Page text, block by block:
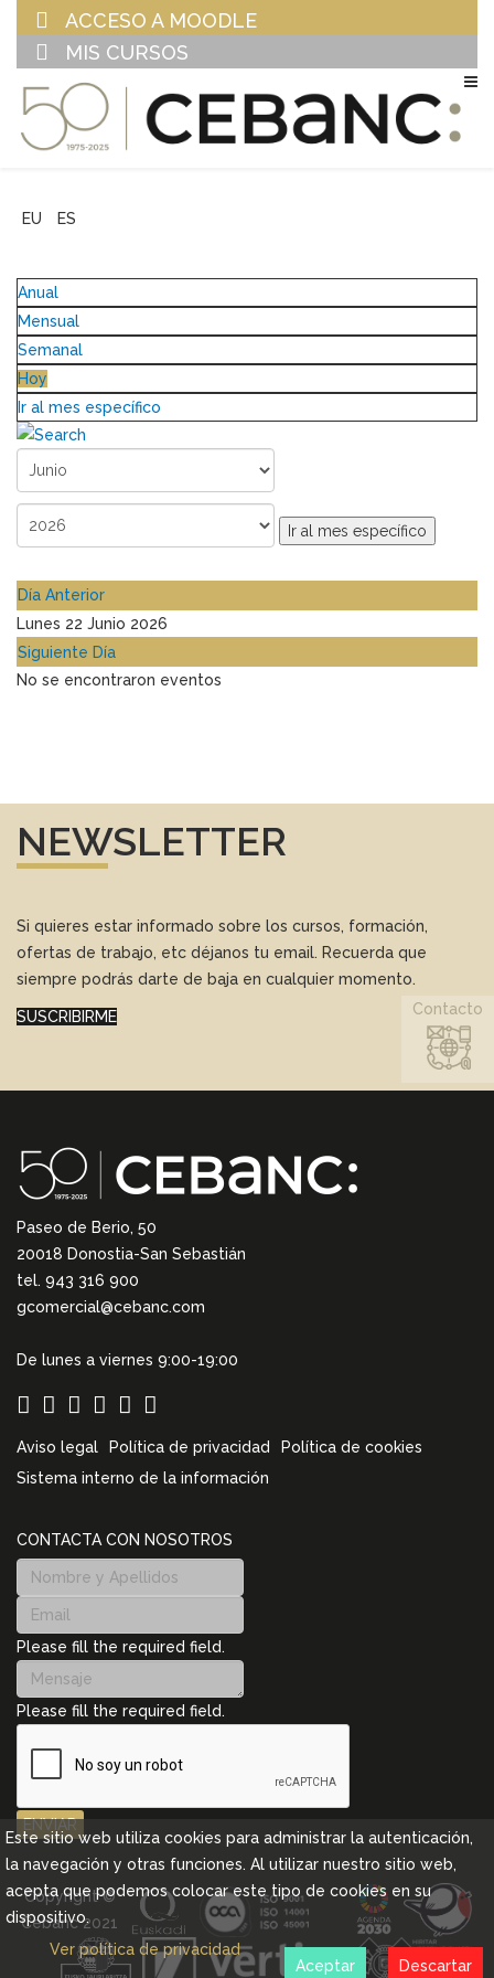
ACCESO A MOODLE
MIS CURSOS
EU ES
Anual
Mensual
Semanal
Hoy
Ir al mes específico
Ir al mes específico
Día Anterior
Lunes 22 Junio 2026
Siguiente Día
No se encontraron eventos
NEWSLETTER
Si quieres estar informado sobre los cursos, formación,
ofertas de trabajo, etc déjanos tu email. Recuerda que
siempre podrás darte de baja en cualquier momento.
SUSCRIBIRME
Paseo de Berio, 50
20018 Donostia-San Sebastián
tel. 943 316 900
gcomercial@cebanc.com
De lunes a viernes 9:00-19:00
Aviso legal Política de privacidad
Política de cookies
Sistema interno de la información
CONTACTA CON NOSOTROS
Please fill the required field.
Please fill the required field.
ENVIAR
Contacto
Copyright ©
Cebanc 2021
Este sitio web utiliza cookies para administrar la autenticación,
la navegación y otras funciones. Al utilizar nuestro sitio web,
acepta que podemos colocar este tipo de cookies en su
dispositivo.
Ver política de privacidad
Descartar
Aceptar